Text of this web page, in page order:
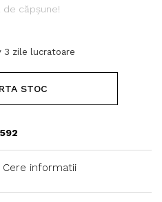
de căpșune!
3 zile lucratoare
STOC
Cere informatii